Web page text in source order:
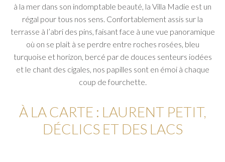
à la mer dans son indomptable beauté, la Villa Madie est un
régal pour tous nos sens. Confortablement assis sur la
terrasse à l’abri des pins, faisant face à une vue panoramique
où on se plait à se perdre entre roches rosées, bleu
turquoise et horizon, bercé par de douces senteurs iodées
et le chant des cigales, nos papilles sont en émoi à chaque
coup de fourchette.
À LA CARTE : LAURENT PETIT,
DÉCLICS ET DES LACS